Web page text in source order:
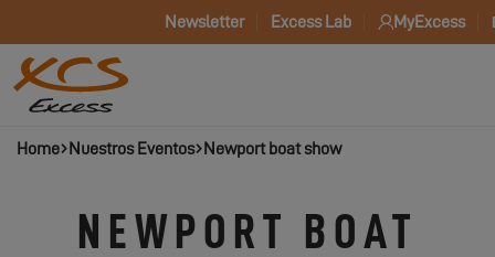
Newsletter Excess Lab MyExcess
Home Nuestros Eventos Newport boat show
NEWPORT BOAT